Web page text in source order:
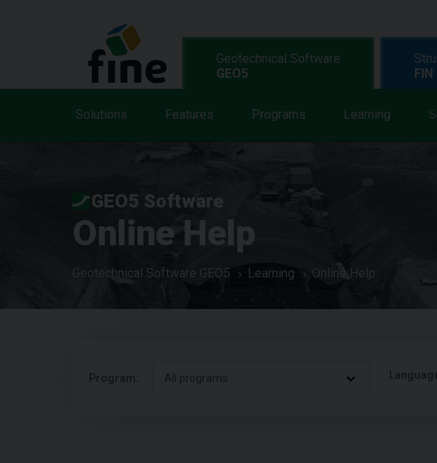
Geotechnical Software
GEO5
Solutions Features Programs Learning
FIN
GEO5 Software
Online Help
Geotechnical Software GEO5 Learning Online Help
Program: All programs